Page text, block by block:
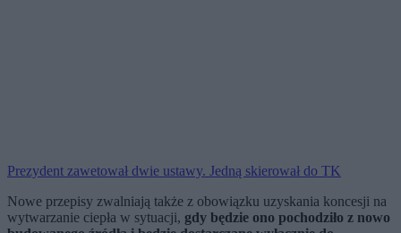
Prezydent zawetował dwie ustawy. Jedną skierował do TK
Nowe przepisy zwalniają także z obowiązku uzyskania koncesji na
wytwarzanie ciepła w sytuacji, gdy będzie ono pochodziło z nowo